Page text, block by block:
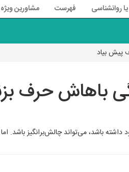
روانشناسی فهرست مشاورین ویژه
پیش بیاد
باهاش حرف
باشد، می‌تواند چالش‌برانگیز باشد.